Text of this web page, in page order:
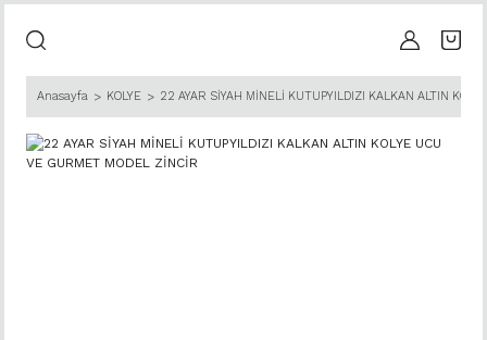
Anasayfa KOLYE 22 AYAR SİYAH MİNELİ KUTUPYILDIZI KALKAN ALTIN